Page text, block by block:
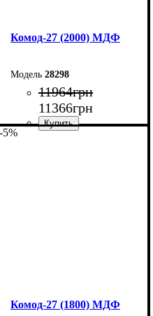
Комод-27 (2000) МДФ
28298
11964грн
11366грн
-5%
Комод-27 (1800) МДФ